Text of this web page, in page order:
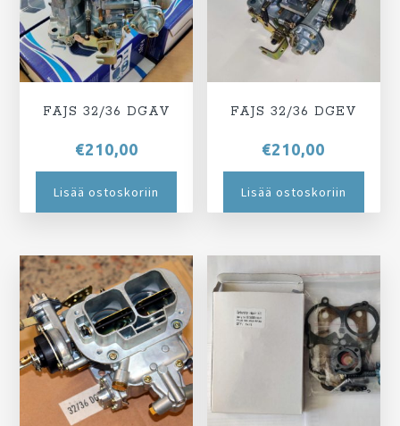
FAJS 32/36 DGAV
€210,00
Lisää ostoskoriin
FAJS 32/36 DGEV
€210,00
Lisää ostoskoriin